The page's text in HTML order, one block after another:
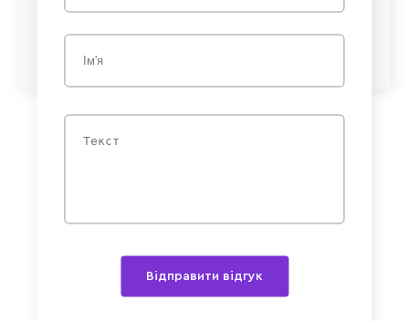
Відправити відгук